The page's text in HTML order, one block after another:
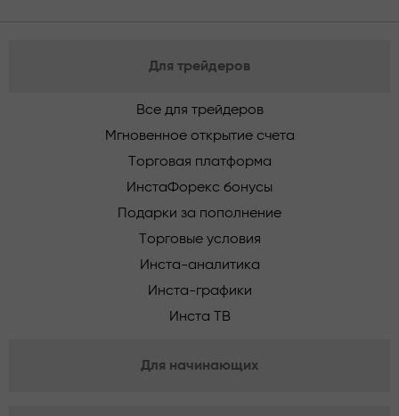
Для трейдеров
Все для трейдеров
Мгновенное открытие счета
Торговая платформа
ИнстаФорекс бонусы
Подарки за пополнение
Торговые условия
Инста-аналитика
Инста-графики
Инста ТВ
Для начинающих